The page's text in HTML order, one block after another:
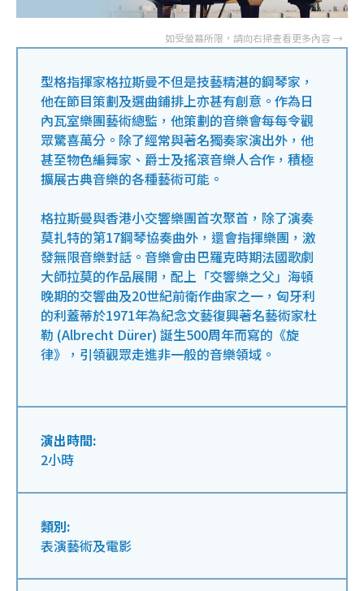
型格指揮家格拉斯曼不但是技藝精湛的鋼琴家，
他在節目策劃及選曲鋪排上亦甚有創意。作為日
內瓦室樂團藝術總監，他策劃的音樂會每每令觀
眾驚喜萬分。除了經常與著名獨奏家演出外，他
甚至物色編舞家、爵士及搖滾音樂人合作，積極
擴展古典音樂的各種藝術可能。
格拉斯曼與香港小交響樂團首次聚首，除了演奏
莫扎特的第17鋼琴協奏曲外，還會指揮樂團，激
發無限音樂對話。音樂會由巴羅克時期法國歌劇
大師拉莫的作品展開，配上「交響樂之父」海頓
晚期的交響曲及20世紀前衛作曲家之一，匈牙利
的利蓋蒂於1971年為紀念文藝復興著名藝術家杜
勒 (Albrecht Dürer) 誕生500周年而寫的《旋
律》，引領觀眾走進非一般的音樂領域。
演出時間:
2小時
類別:
表演藝術及電影